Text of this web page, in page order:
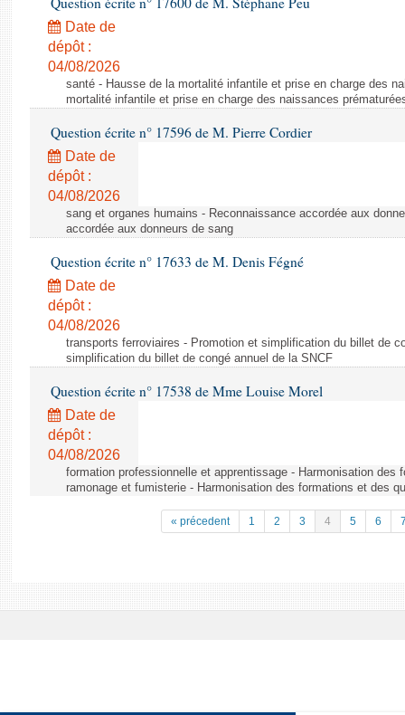
Date de
dépôt :
04/08/2026
santé - Hausse de la mortalité infantile et prise en charge des
mortalité infantile et prise en charge des naissances
Question écrite n° 17596 de M. Pierre Cordier
Date de
dépôt :
04/08/2026
sang et organes humains - Reconnaissance accordée aux
accordée aux donneurs de sang
Question écrite n° 17633 de M. Denis Fégné
Date de
dépôt :
04/08/2026
transports ferroviaires - Promotion et simplification du billet de
simplification du billet de congé annuel de la SNCF
Question écrite n° 17538 de Mme Louise Morel
Date de
dépôt :
04/08/2026
formation professionnelle et apprentissage - Harmonisation des
ramonage et fumisterie - Harmonisation des formations et des
« précedent 1 2 3 4 5 6